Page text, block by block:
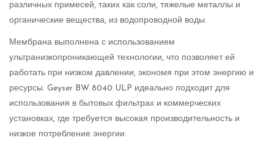
различных примесей, таких как соли, тяжелые металлы и
органические вещества, из водопроводной воды.
Мембрана выполнена с использованием
ультранизкопроникающей технологии, что позволяет ей
работать при низком давлении, экономя при этом энергию и
ресурсы. Geyser BW 8040 ULP идеально подходит для
использования в бытовых фильтрах и коммерческих
установках, где требуется высокая производительность и
низкое потребление энергии.